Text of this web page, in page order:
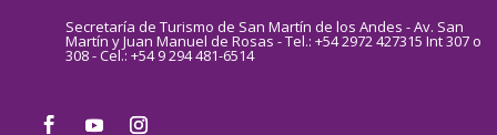
Secretaría de Turismo de San Martín de los Andes - Av. San
Martín y Juan Manuel de Rosas - Tel.: +54 2972 427315 Int 307 o
308 - Cel.: +54 9 294 481-6514